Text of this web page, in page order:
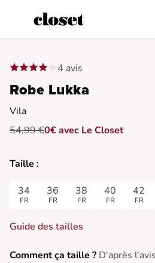
4 avis
Robe Lukka
Vila
54,99 €0€ avec Le Closet
Taille :
34
FR
36
FR
38
FR
40
FR
42
FR
Guide des tailles
Comment ça taille ? D'après